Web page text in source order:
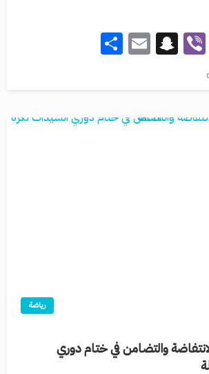
WhatsApp
Viber
Snapchat
Email
رياضة
والتضامن في ختام دوري